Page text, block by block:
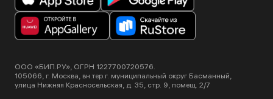
ООО «БИП.РУ», ОГРН 1227700720576.
105066, г. Москва, вн.тер.г. муниципальный округ Басманный,
улица Нижняя Красносельская, д. 35, стр. 9, помещ. 2/7